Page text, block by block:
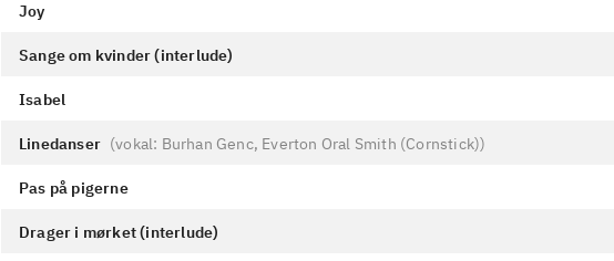
Joy
Sange om kvinder (interlude)
Isabel
Linedanser (vokal: Burhan Genc, Everton Oral Smith (Cornstick))
Pas på pigerne
Drager i mørket (interlude)